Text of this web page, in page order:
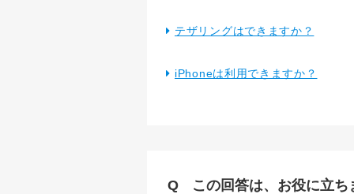
テザリングはできますか？
iPhoneは利用できますか？
この回答は、お役に立ち